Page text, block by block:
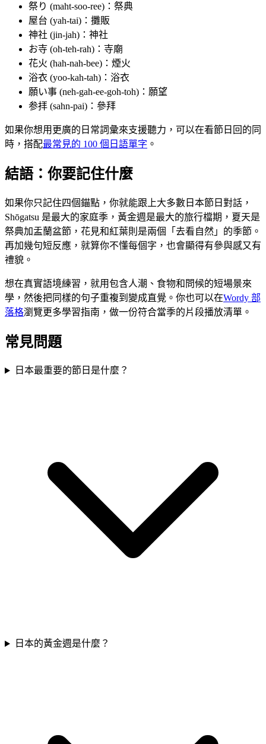
祭り (maht-soo-ree)：祭典
屋台 (yah-tai)：攤販
神社 (jin-jah)：神社
お寺 (oh-teh-rah)：寺廟
花火 (hah-nah-bee)：煙火
浴衣 (yoo-kah-tah)：浴衣
願い事 (neh-gah-ee-goh-toh)：願望
参拝 (sahn-pai)：參拜
如果你想用更廣的日常詞彙來支援聽力，可以在看節日回的同
時，搭配最常見的 100 個日語單字 。
結語：你要記住什麼
如果你只記住四個錨點，你就能跟上大多數日本節日對話，
Shōgatsu 是最大的家庭季，黃金週是最大的旅行檔期，夏天是
祭典加盂蘭盆節，花見和紅葉則是兩個「去看自然」的季節。
再加幾句短反應，就算你不懂每個字，也會顯得有參與感又有
禮貌。
想在真實語境練習，就用包含人潮、食物和問候的短場景來
學，然後把同樣的句子重複到變成直覺。你也可以在Wordy 部
落格瀏覽更多學習指南，做一份符合當季的片段播放清單。
常見問題
日本最重要的節日是什麼？
日本的黃金週是什麼？